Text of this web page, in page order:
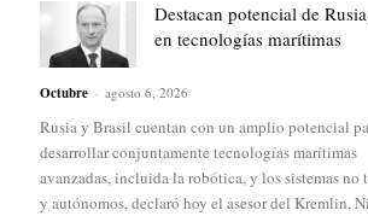
Destacan potencial de
en tecnologías marítimas
Octubre - agosto 6, 2026
Rusia y Brasil cuentan con un amplio potencial
desarrollar conjuntamente tecnologías marítimas
avanzadas, incluida la robótica, y los sistemas no
y autónomos, declaró hoy el asesor del Kremlin,